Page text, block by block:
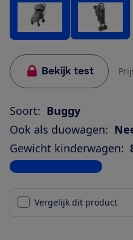
Bekijk test
Soort: Buggy
Ook als duowagen:
Gewicht kinderwagen:
Bekijk alle specificaties
Vergelijk dit product